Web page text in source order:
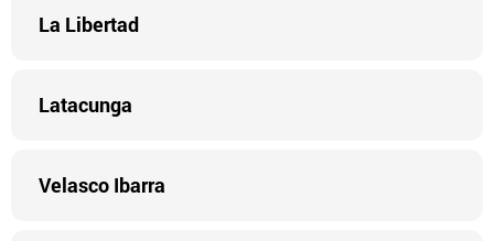
La Libertad
Latacunga
Velasco Ibarra